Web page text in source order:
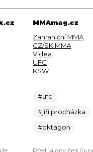
MMAmag.cz
Zahraniční MMA
CZ/SK MMA
Videa
UFC
KSW
#ufc
#jiří procházka
#oktagon
Před 14 dny čelil